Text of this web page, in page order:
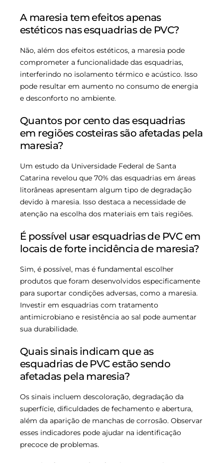
A maresia tem efeitos apenas
estéticos nas esquadrias de PVC?
Não, além dos efeitos estéticos, a maresia pode
comprometer a funcionalidade das esquadrias,
interferindo no isolamento térmico e acústico. Isso
pode resultar em aumento no consumo de energia
e desconforto no ambiente.
Quantos por cento das esquadrias
em regiões costeiras são afetadas pela
maresia?
Um estudo da Universidade Federal de Santa
Catarina revelou que 70% das esquadrias em áreas
litorâneas apresentam algum tipo de degradação
devido à maresia. Isso destaca a necessidade de
atenção na escolha dos materiais em tais regiões.
É possível usar esquadrias de PVC em
locais de forte incidência de maresia?
Sim, é possível, mas é fundamental escolher
produtos que foram desenvolvidos especificamente
para suportar condições adversas, como a maresia.
Investir em esquadrias com tratamento
antimicrobiano e resistência ao sal pode aumentar
sua durabilidade.
Quais sinais indicam que as
esquadrias de PVC estão sendo
afetadas pela maresia?
Os sinais incluem descoloração, degradação da
superfície, dificuldades de fechamento e abertura,
além da aparição de manchas de corrosão. Observar
esses indicadores pode ajudar na identificação
precoce de problemas.